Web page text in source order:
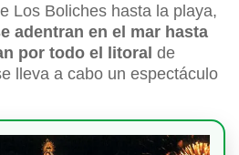
Los Boliches hasta la playa,
adentran en el mar hasta
por todo el litoral de
lleva a cabo un espectáculo